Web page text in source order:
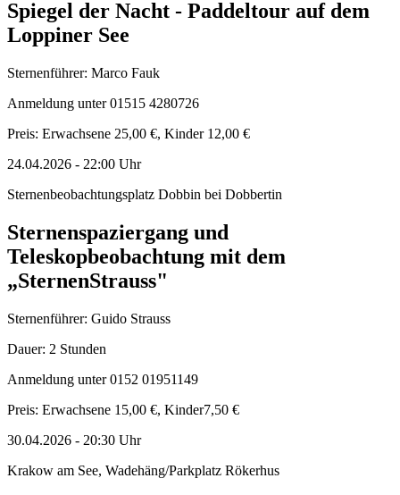
Spiegel der Nacht - Paddeltour auf dem
Loppiner See
Sternenführer: Marco Fauk
Anmeldung unter 01515 4280726
Preis: Erwachsene 25,00 €, Kinder 12,00 €
24.04.2026 - 22:00 Uhr
Sternenbeobachtungsplatz Dobbin bei Dobbertin
Sternenspaziergang und
Teleskopbeobachtung mit dem
„SternenStrauss"
Sternenführer: Guido Strauss
Dauer: 2 Stunden
Anmeldung unter 0152 01951149
Preis: Erwachsene 15,00 €, Kinder7,50 €
30.04.2026 - 20:30 Uhr
Krakow am See, Wadehäng/Parkplatz Rökerhus